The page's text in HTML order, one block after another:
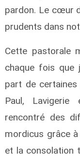
pardon. Le cœur
prudents dans
Cette pastorale
chaque fois que
part de
Paul,
rencontré des
mordicus grâce
et la consolation